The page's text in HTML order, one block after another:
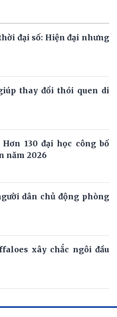
đại số: Hiện đại nhưng
thay đổi thói quen di
130 đại học công bố
năm 2026
dân chủ động phòng
xây chắc ngôi đầu